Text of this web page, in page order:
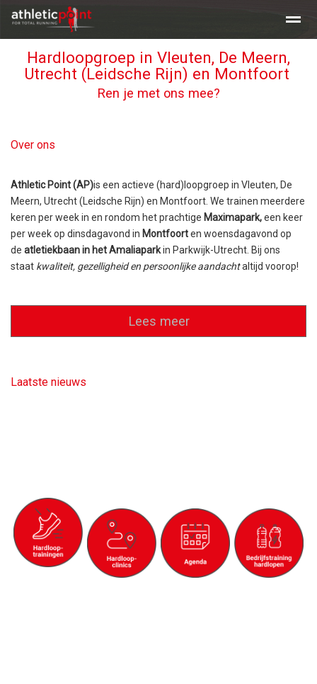
Training en tijden Beginners clinic hardlopen Clinic Marathon
Hardloopgroep in Vleuten, De Meern,
Utrecht (Leidsche Rijn) en Montfoort
Ren je met ons mee?
Over ons
Athletic Point (AP)is een actieve (hard)loopgroep in Vleuten, De
Meern, Utrecht (Leidsche Rijn) en Montfoort. We trainen meerdere
keren per week in en rondom het prachtige Maximapark,een keer
per week op dinsdagavond in Montfoorten woensdagavond op
de atletiekbaan in het Amaliaparkin Parkwijk-Utrecht. Bij ons
staat kwaliteit, gezelligheid en persoonlijke aandachtaltijd voorop!
Lees meer
Laatste nieuws